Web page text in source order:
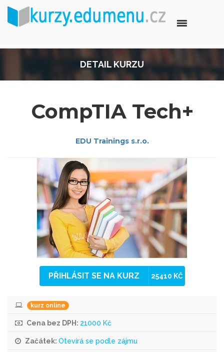
DETAIL KURZU
CompTIA Tech+
EDU Trainings s.r.o.
PŘIHLÁSIT SE NA KURZ 25410 KČ
kurz online
Cena bez DPH: 21000 Kč
Začátek: Otevírá se podle zájmu